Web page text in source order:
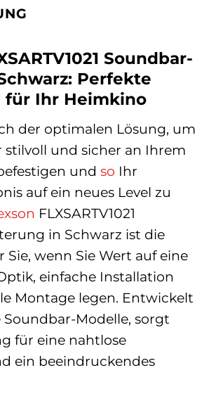
Soundbar-
Perfekte
für Ihr Heimkino
der optimalen Lösung, um
stilvoll und sicher an Ihrem
und so Ihr
auf ein neues Level zu
FLXSARTV1021
in Schwarz ist die
Sie, wenn Sie Wert auf eine
einfache Installation
Montage legen. Entwickelt
Modelle, sorgt
für eine nahtlose
ein beeindruckendes